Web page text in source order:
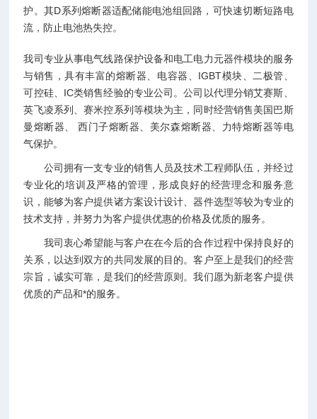
护。其D系列熔断器适配储能电池组回路，可快速切断短路电
流，防止电池热失控。
我司专业从事电气线路保护设备和电工电力元器件模块的服务
与销售，具有丰富的熔断器、电容器、IGBT模块、二极管、
可控硅、IC类销售经验的专业公司。公司以代理分销艾赛斯、
英飞凌系列、赛米控系列等模块为主，同时经营销售美国巴斯
曼熔断器、 西门子熔断器、美尔森熔断器、力特熔断器等电
气保护。
公司拥有一支专业的销售人员及技术工程师队伍，并经过
专业化的培训及严格的管理，形成良好的经营理念和服务意
识，能够为客户提供诸方案设计设计、器件选型等较为专业的
技术支持，并努力为客户提供优惠的价格及优质的服务。
我司衷心希望能与客户在在今后的合作过程中保持良好的
关系，以达到双方的共同发展的目的。客户至上是我们的经营
宗旨，诚实可靠，是我们的经营原则。我们愿为新老客户提供
优质的产品和*的服务。